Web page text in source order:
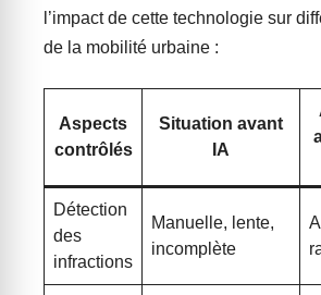
l’impact de cette technologie sur
de la mobilité urbaine :
Aspects
contrôlés
Situation avant
IA
Détection
des
infractions
Manuelle, lente,
incomplète